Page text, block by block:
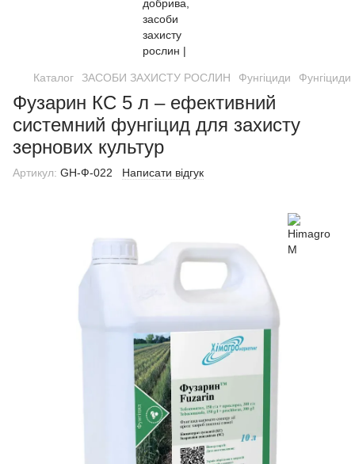
Каталог ЗАСОБИ ЗАХИСТУ РОСЛИН Фунгіциди
Фузарин КС 5 л – ефективний
системний фунгіцид для захисту
зернових культур
Артикул: GH-Ф-022 Написати відгук